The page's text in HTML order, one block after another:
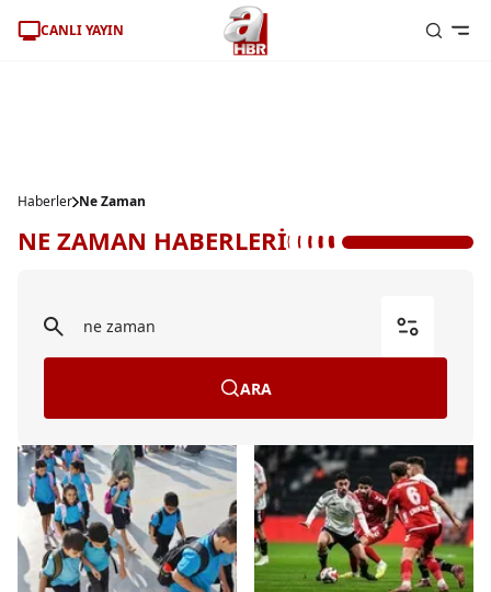
CANLI YAYIN
Haberler Ne Zaman
NE ZAMAN HABERLERİ
ARA